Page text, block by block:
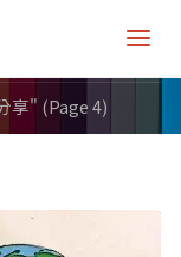
享" (Page 4)